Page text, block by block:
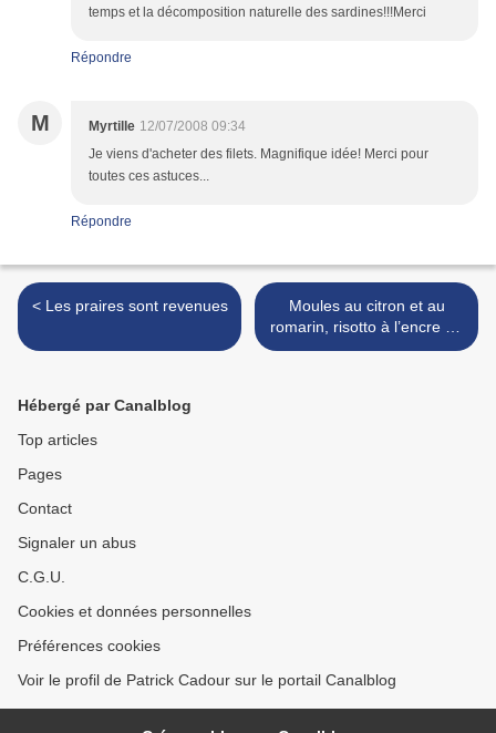
temps et la décomposition naturelle des sardines!!!Merci
Répondre
M Myrtille 12/07/2008 09:34
Je viens d'acheter des filets. Magnifique idée! Merci pour
toutes ces astuces...
Répondre
< Les praires sont revenues
Moules au citron et au
romarin, risotto à l’encre de
seiche >
Hébergé par Canalblog
Top articles
Pages
Contact
Signaler un abus
C.G.U.
Cookies et données personnelles
Préférences cookies
Voir le profil de Patrick Cadour sur le portail Canalblog